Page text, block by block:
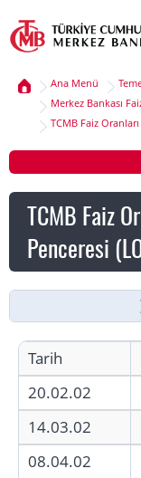
Ana Menü
Merkez Bankası
TCMB Faiz
TCMB Faiz
Penceresi
Tarih
20.02.02
14.03.02
08.04.02